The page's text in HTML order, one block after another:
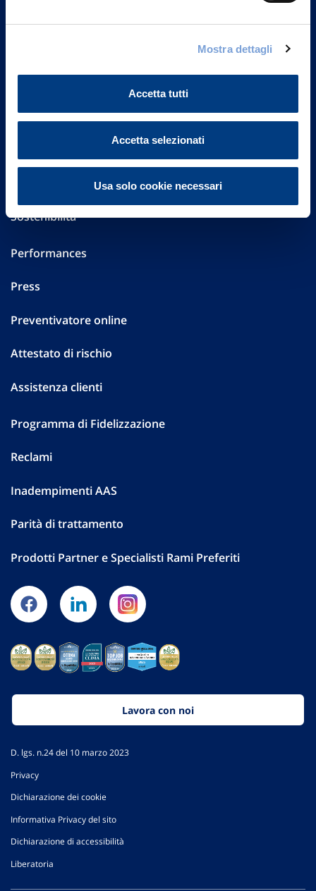
Mostra dettagli
Accetta tutti
Accetta selezionati
Usa solo cookie necessari
Governance
Altre informazioni
Sostenibilità
Performances
Press
Preventivatore online
Attestato di rischio
Assistenza clienti
Programma di Fidelizzazione
Reclami
Inadempimenti AAS
Parità di trattamento
Prodotti Partner e Specialisti Rami Preferiti
Lavora con noi
D. lgs. n.24 del 10 marzo 2023
Privacy
Dichiarazione dei cookie
Informativa Privacy del sito
Dichiarazione di accessibilità
Liberatoria